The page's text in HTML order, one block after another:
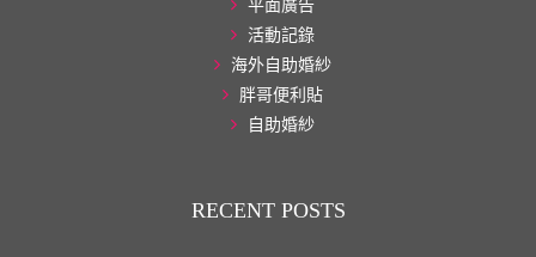
平面廣告
活動記錄
海外自助婚紗
胖哥便利貼
自助婚紗
RECENT POSTS